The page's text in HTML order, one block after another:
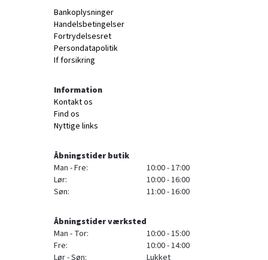
Bankoplysninger
Handelsbetingelser
Fortrydelsesret
Persondatapolitik
If forsikring
Information
Kontakt os
Find os
Nyttige links
Åbningstider butik
Man - Fre:
10:00 - 17:00
Lør:
10:00 - 16:00
Søn:
11:00 - 16:00
Åbningstider værksted
Man - Tor:
10:00 - 15:00
Fre:
10:00 - 14:00